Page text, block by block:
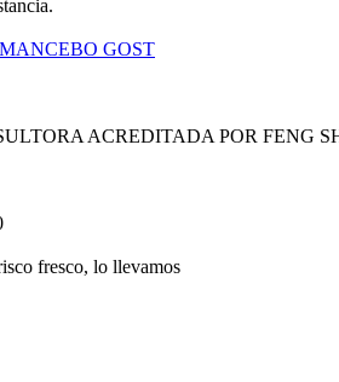
GOST
ACREDITADA POR FENG
fresco, lo llevamos